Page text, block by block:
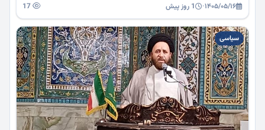
۱۴۰۵/۰۵/۱۶· 1 روز پیش
سیاسی